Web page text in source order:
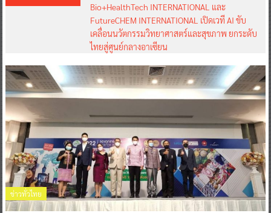
Bio+HealthTech INTERNATIONAL และ
FutureCHEM INTERNATIONAL เปิดเวที AI ขับ
เคลื่อนนวัตกรรมวิทยาศาสตร์และสุขภาพ ยกระดับ
ไทยสู่ศูนย์กลางอาเซียน
ข่าวทั่วไทย